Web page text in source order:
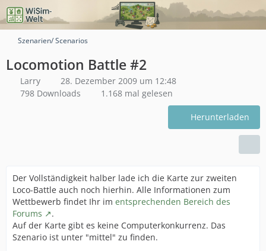
Szenarien/ Scenarios
Locomotion Battle #2
Larry
28. Dezember 2009 um 12:48
798 Downloads
1.168 mal gelesen
Herunterladen
Der Vollständigkeit halber lade ich die Karte zur zweiten
Loco-Battle auch noch hierhin. Alle Informationen zum
Wettbewerb findet Ihr im entsprechenden Bereich des
Forums
.
Auf der Karte gibt es keine Computerkonkurrenz. Das
Szenario ist unter "mittel" zu finden.